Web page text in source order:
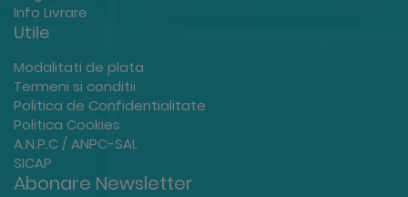
Info Livrare
Utile
Modalitati de plata
Termeni si conditii
Politica de Confidentialitate
Politica Cookies
A.N.P.C / ANPC-SAL
SICAP
Abonare Newsletter